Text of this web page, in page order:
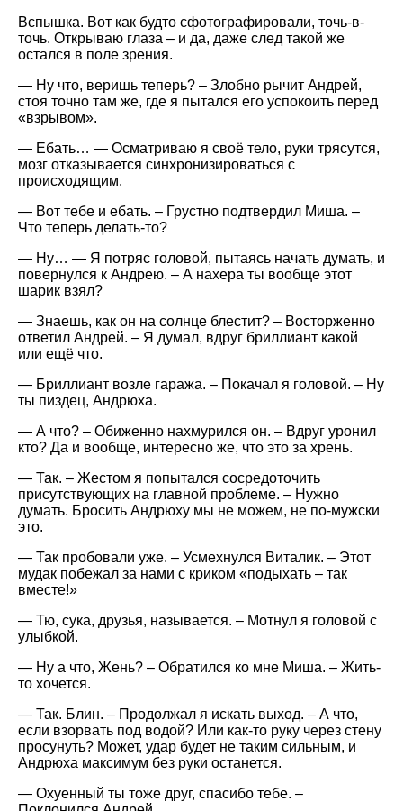
Вспышка. Вот как будто сфотографировали, точь-в-
точь. Открываю глаза – и да, даже след такой же
остался в поле зрения.
— Ну что, веришь теперь? – Злобно рычит Андрей,
стоя точно там же, где я пытался его успокоить перед
«взрывом».
— Ебать… — Осматриваю я своё тело, руки трясутся,
мозг отказывается синхронизироваться с
происходящим.
— Вот тебе и ебать. – Грустно подтвердил Миша. –
Что теперь делать-то?
— Ну… — Я потряс головой, пытаясь начать думать, и
повернулся к Андрею. – А нахера ты вообще этот
шарик взял?
— Знаешь, как он на солнце блестит? – Восторженно
ответил Андрей. – Я думал, вдруг бриллиант какой
или ещё что.
— Бриллиант возле гаража. – Покачал я головой. – Ну
ты пиздец, Андрюха.
— А что? – Обиженно нахмурился он. – Вдруг уронил
кто? Да и вообще, интересно же, что это за хрень.
— Так. – Жестом я попытался сосредоточить
присутствующих на главной проблеме. – Нужно
думать. Бросить Андрюху мы не можем, не по-мужски
это.
— Так пробовали уже. – Усмехнулся Виталик. – Этот
мудак побежал за нами с криком «подыхать – так
вместе!»
— Тю, сука, друзья, называется. – Мотнул я головой с
улыбкой.
— Ну а что, Жень? – Обратился ко мне Миша. – Жить-
то хочется.
— Так. Блин. – Продолжал я искать выход. – А что,
если взорвать под водой? Или как-то руку через стену
просунуть? Может, удар будет не таким сильным, и
Андрюха максимум без руки останется.
— Охуенный ты тоже друг, спасибо тебе. –